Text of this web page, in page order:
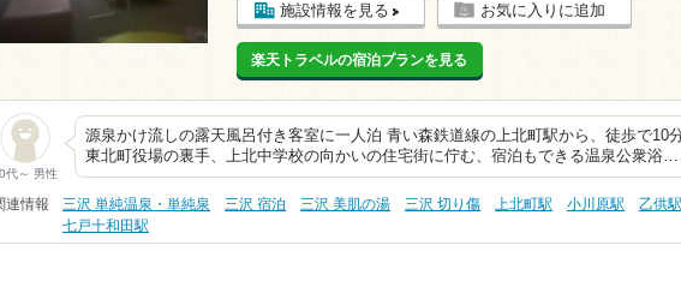
施設情報を見る お気に入りに追加
楽天トラベルの宿泊プランを見る
代～ 男性
源泉かけ流しの露天風呂付き客室に一人泊 青い森鉄道線の上北町駅から、徒歩で10分
東北町役場の裏手、上北中学校の向かいの住宅街に佇む、宿泊もできる温泉公衆浴…
連情報 三沢 単純温泉・単純泉 三沢 宿泊 三沢 美肌の湯 三沢 切り傷 上北町駅 小川原駅
乙供駅
七戸十和田駅